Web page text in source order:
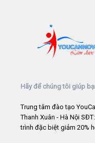
Hãy để chúng tôi giúp
Trung tâm đào tạo
Thanh Xuân - Hà Nội
trình đặc biệt giảm 20%